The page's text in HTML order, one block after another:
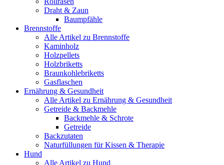
Draht & Zaun
Baumpfähle
Brennstoffe
Alle Artikel zu Brennstoffe
Kaminholz
Holzpellets
Holzbriketts
Braunkohlebriketts
Gasflaschen
Ernährung & Gesundheit
Alle Artikel zu Ernährung & Gesundheit
Getreide & Backmehle
Backmehle & Schrote
Getreide
Backzutaten
Naturfüllungen für Kissen & Therapie
Hund
Alle Artikel zu Hund